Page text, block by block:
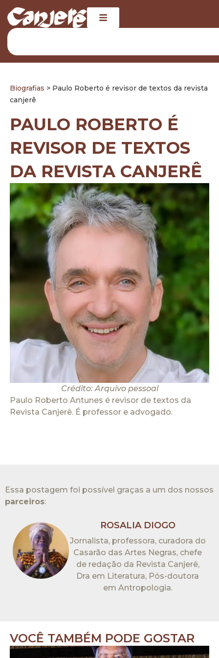
Biografias > Paulo Roberto é revisor de textos da revista
canjerê
PAULO ROBERTO É
REVISOR DE TEXTOS
DA REVISTA CANJERÊ
Crédito: Arquivo pessoal
Paulo Roberto Antunes é revisor de textos da
Revista Canjerê. É professor e advogado.
Essa postagem foi possível graças a um dos nossos
parceiros:​
ROSALIA DIOGO
Jornalista, professora, curadora do
Casarão das Artes Negras, chefe
de redação da Revista Canjerê,
Dra em Literatura, Pós-doutora
em Antropologia.
VOCÊ TAMBÉM PODE GOSTAR